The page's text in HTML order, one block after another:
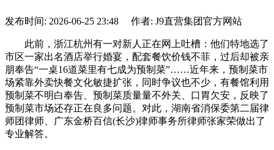
发布时间: 2026-06-25 23:48 作者: J9直营集团官方网站
此前，浙江杭州有一对新人正在网上吐槽：他们特地选了
市区一家出名酒店举行婚宴，配套餐饮价钱不菲，过后却被亲
朋奉告“一桌16道菜里有七成为预制菜”……近年来，预制菜市
场紧靠外卖快餐文化敏捷扩张，同时争议也不少，有餐馆利用
预制菜不明白奉告、预制菜质量量不外关、口胃欠安，反映了
预制菜市场还存正在良多问题。对此，湖南省消保委第二届律
师团律师、广东金桥百信(长沙)律师事务所律师张家荣做出了
专业解答。